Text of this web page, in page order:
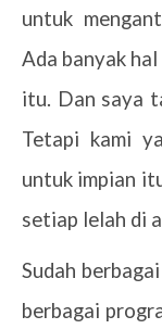
untuk
Ada banyak
itu. Dan saya
Tetapi kami
untuk impian
setiap lelah di
Sudah
berbagai